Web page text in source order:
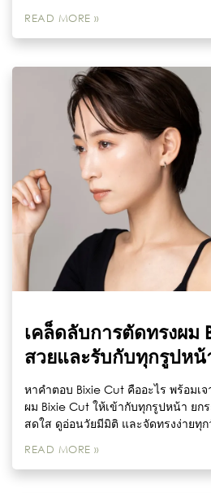
READ MORE »
เคล็ดลับการตัดทรงผม
สวยและรับกับทุกรูปหน้
หาคำตอบ Bixie Cut คืออะไร พร้อมเ
ผม Bixie Cut ให้เข้ากับทุกรูปหน้า ยก
สดใส ดูอ่อนวัยมีมิติ และจัดทรงง่ายทุ
READ MORE »